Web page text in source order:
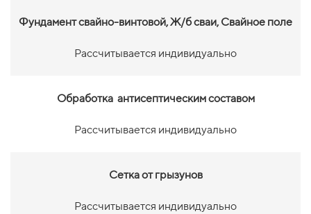
Фундамент свайно-винтовой,Ж/б сваи, Свайное поле
Рассчитывается индивидуально
Обработка антисептическим составом
Рассчитывается индивидуально
Сетка от грызунов
Рассчитывается индивидуально